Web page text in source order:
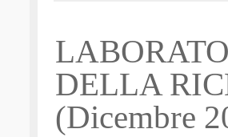
DELLA
(Dicembre